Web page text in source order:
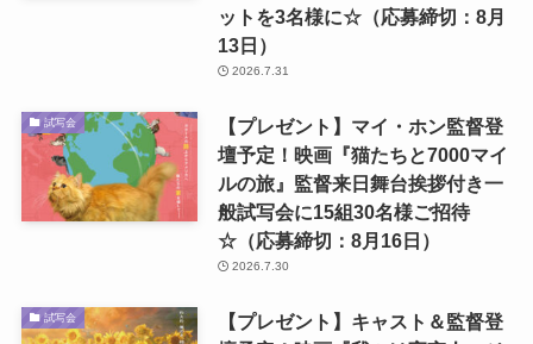
ットを3名様に☆（応募締切：8月
13日）
2026.7.31
試写会
【プレゼント】マイ・ホン監督登
壇予定！映画『猫たちと7000マイ
ルの旅』監督来日舞台挨拶付き一
般試写会に15組30名様ご招待
☆（応募締切：8月16日）
2026.7.30
試写会
【プレゼント】キャスト＆監督登